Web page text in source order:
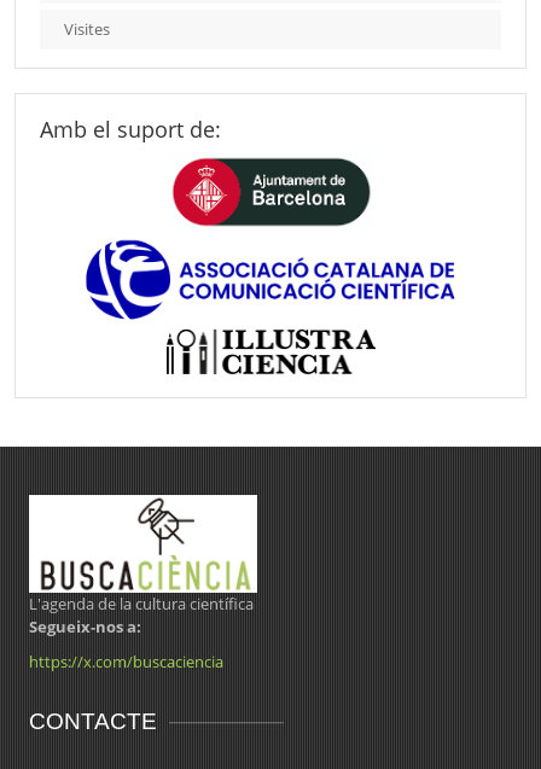
Visites
Amb el suport de:
L'agenda de la cultura científica
Segueix-nos a:
https://x.com/buscaciencia
CONTACTE